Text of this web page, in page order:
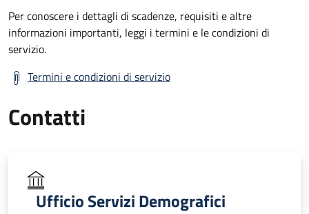
Per conoscere i dettagli di scadenze, requisiti e altre
informazioni importanti, leggi i termini e le condizioni di
servizio.
Termini e condizioni di servizio
Contatti
Ufficio Servizi Demografici